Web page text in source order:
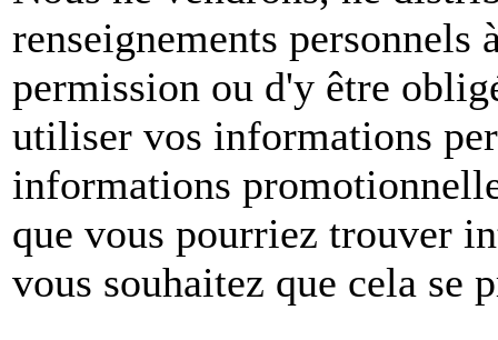
renseignements
permission ou d'y être
utiliser vos informations
informations
que vous pourriez trouver
vous souhaitez que cela se